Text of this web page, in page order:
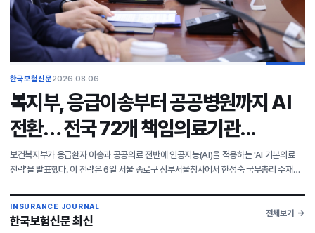
한국보험신문2026.08.06
복지부, 응급이송부터 공공병원까지 AI
전환… 전국 72개 책임의료기관...
보건복지부가 응급환자 이송과 공공의료 전반에 인공지능(AI)을 적용하는 'AI 기본의료
전략'을 발표했다. 이 전략은 6일 서울 종로구 정부서울청사에서 한성숙 국무총리 주재로
디
INSURANCE JOURNAL
한국보험신문 최신
전체보기